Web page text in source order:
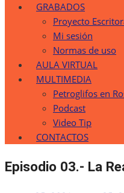
GRABADOS
Proyecto
Mi sesión
Normas de uso
AULA VIRTUAL
MULTIMEDIA
Petroglifos en
Podcast
Video Tip
CONTACTOS
Episodio 03.- La